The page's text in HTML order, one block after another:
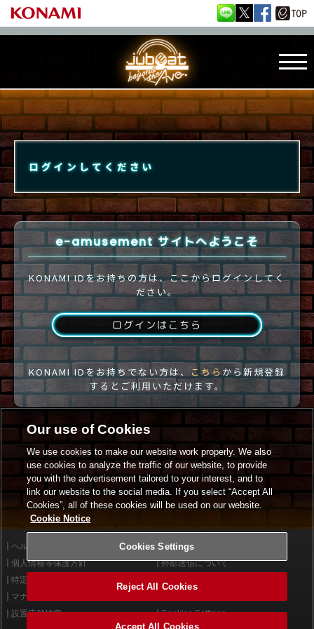
ログインしてください
e-amusement サイトへようこそ
KONAMI IDをお持ちの方は、ここからログインしてく
ださい。
ログインはこちら
KONAMI IDをお持ちでない方は、 こちらから新規登録
するとご利用いただけます。
ヘルプ
利用規約
個人情報等保護方針
外部送信について
特定商取引法に基づく表示
マナー＆ルール
設置店舗検索
Cookies Settings
Our use of Cookies
We use cookies to make our website work properly. We also
use cookies to analyze the traffic of our website, to provide
you with the advertisement tailored to your interest, and to
link our website to the social media. If you select “Accept All
Cookies”, all of these cookies will be used on our website.
Cookie Notice
Cookies Settings
Reject All Cookies
Accept All Cookies